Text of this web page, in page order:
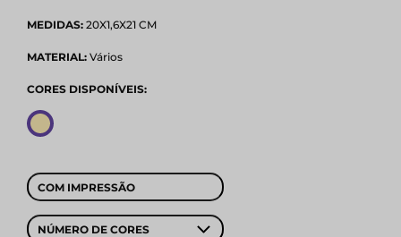
MEDIDAS: 20X1,6X21 CM
MATERIAL: Vários
CORES DISPONÍVEIS:
COM IMPRESSÃO
NÚMERO DE CORES